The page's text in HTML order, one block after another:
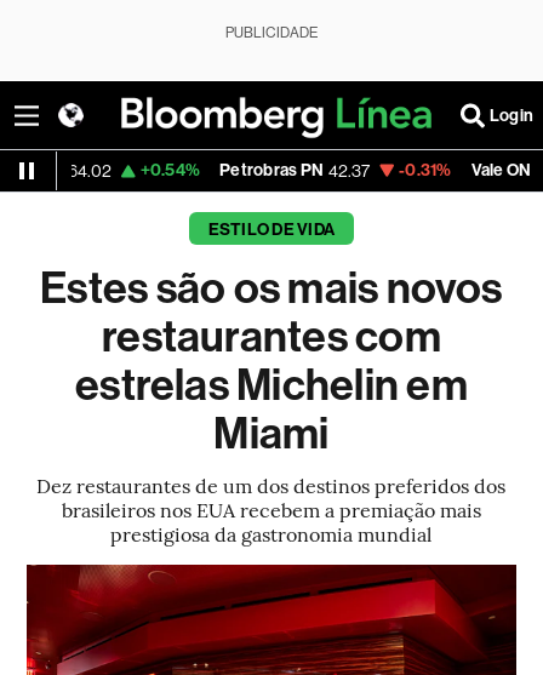
PUBLICIDADE
Login
+0.54% Petrobras PN 42.37 -0.31% Vale ON 75.90 -
ESTILO DE VIDA
Estes são os mais novos
restaurantes com
estrelas Michelin em
Miami
Dez restaurantes de um dos destinos preferidos dos
brasileiros nos EUA recebem a premiação mais
prestigiosa da gastronomia mundial